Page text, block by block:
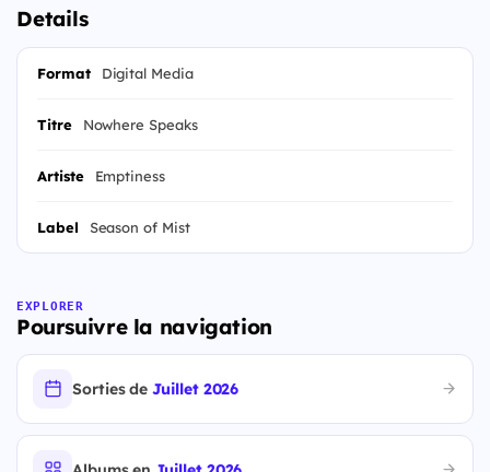
Details
Format Digital Media
Titre Nowhere Speaks
Artiste Emptiness
Label Season of Mist
EXPLORER
Poursuivre la navigation
Sorties deJuillet 2026